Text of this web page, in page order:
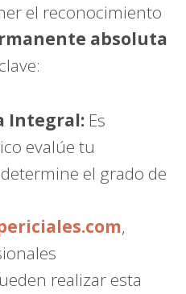
el reconocimiento
absoluta
Integral: Es
evalúe tu
el grado de
,
realizar esta